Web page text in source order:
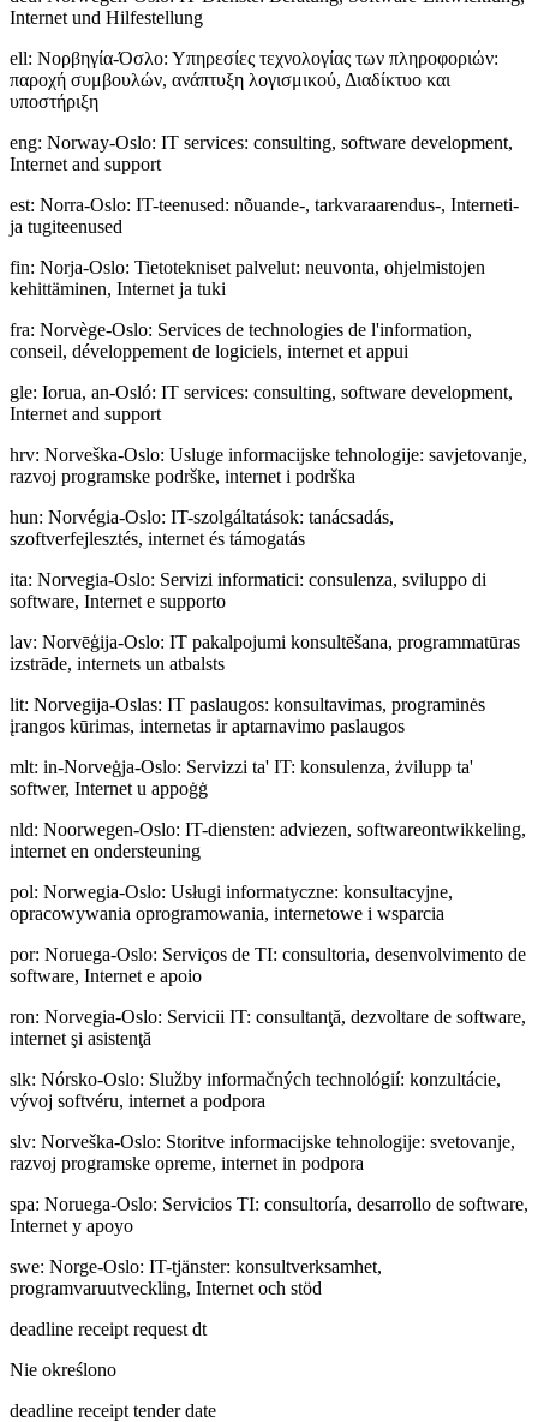
Internet und Hilfestellung
ell: Νορβηγία-Όσλο: Υπηρεσίες τεχνολογίας των πληροφοριών:
παροχή συμβουλών, ανάπτυξη λογισμικού, Διαδίκτυο και
υποστήριξη
eng: Norway-Oslo: IT services: consulting, software development,
Internet and support
est: Norra-Oslo: IT-teenused: nõuande-, tarkvaraarendus-, Interneti-
ja tugiteenused
fin: Norja-Oslo: Tietotekniset palvelut: neuvonta, ohjelmistojen
kehittäminen, Internet ja tuki
fra: Norvège-Oslo: Services de technologies de l'information,
conseil, développement de logiciels, internet et appui
gle: Iorua, an-Osló: IT services: consulting, software development,
Internet and support
hrv: Norveška-Oslo: Usluge informacijske tehnologije: savjetovanje,
razvoj programske podrške, internet i podrška
hun: Norvégia-Oslo: IT-szolgáltatások: tanácsadás,
szoftverfejlesztés, internet és támogatás
ita: Norvegia-Oslo: Servizi informatici: consulenza, sviluppo di
software, Internet e supporto
lav: Norvēģija-Oslo: IT pakalpojumi konsultēšana, programmatūras
izstrāde, internets un atbalsts
lit: Norvegija-Oslas: IT paslaugos: konsultavimas, programinės
įrangos kūrimas, internetas ir aptarnavimo paslaugos
mlt: in-Norveġja-Oslo: Servizzi ta' IT: konsulenza, żvilupp ta'
softwer, Internet u appoġġ
nld: Noorwegen-Oslo: IT-diensten: adviezen, softwareontwikkeling,
internet en ondersteuning
pol: Norwegia-Oslo: Usługi informatyczne: konsultacyjne,
opracowywania oprogramowania, internetowe i wsparcia
por: Noruega-Oslo: Serviços de TI: consultoria, desenvolvimento de
software, Internet e apoio
ron: Norvegia-Oslo: Servicii IT: consultanţă, dezvoltare de software,
internet şi asistenţă
slk: Nórsko-Oslo: Služby informačných technológií: konzultácie,
vývoj softvéru, internet a podpora
slv: Norveška-Oslo: Storitve informacijske tehnologije: svetovanje,
razvoj programske opreme, internet in podpora
spa: Noruega-Oslo: Servicios TI: consultoría, desarrollo de software,
Internet y apoyo
swe: Norge-Oslo: IT-tjänster: konsultverksamhet,
programvaruutveckling, Internet och stöd
deadline receipt request dt
Nie określono
deadline receipt tender date